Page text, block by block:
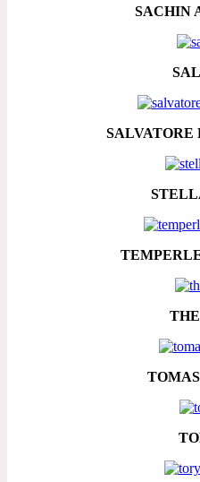
SACHIN
SALVATORE